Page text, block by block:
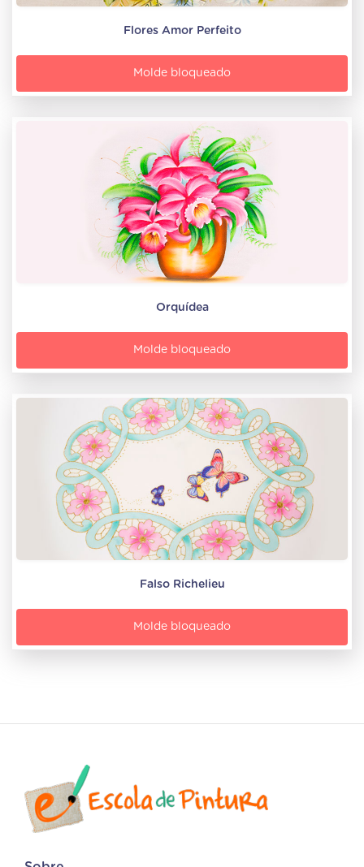
Flores Amor Perfeito
Molde bloqueado
Orquídea
Molde bloqueado
Falso Richelieu
Molde bloqueado